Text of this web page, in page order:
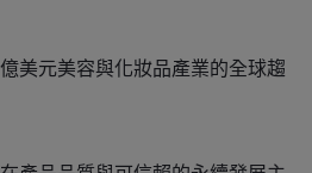
美元美容與化妝品產業的全球趨